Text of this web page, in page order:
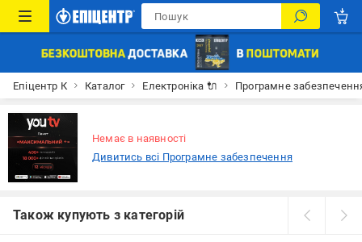
Епіцентр К Каталог Електроніка 🔌 Програмне
Немає в наявності
Дивитись всі Програмне забезпечення
Також купують з категорій